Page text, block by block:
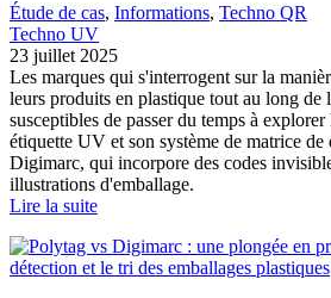
Étude de cas, Informations, Techno QR
Techno UV
23 juillet 2025
Les marques qui s'interrogent sur la
leurs produits en plastique tout au long de
susceptibles de passer du temps à
étiquette UV et son système de matrice de
Digimarc, qui incorpore des codes
illustrations d'emballage.
Lire la suite